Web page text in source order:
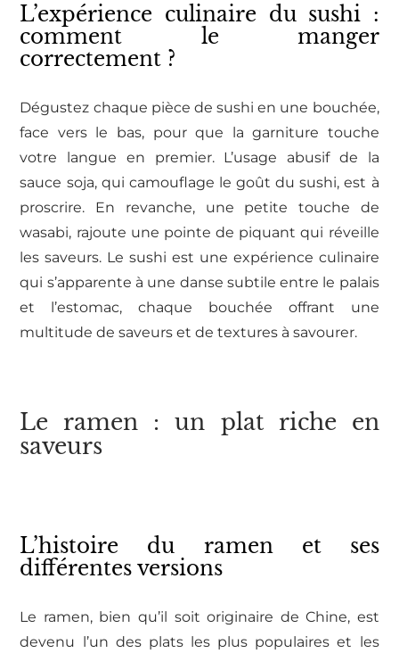
L’expérience culinaire du sushi :
comment le manger
correctement ?
Dégustez chaque pièce de sushi en une bouchée,
face vers le bas, pour que la garniture touche
votre langue en premier. L’usage abusif de la
sauce soja, qui camouflage le goût du sushi, est à
proscrire. En revanche, une petite touche de
wasabi, rajoute une pointe de piquant qui réveille
les saveurs. Le sushi est une expérience culinaire
qui s’apparente à une danse subtile entre le palais
et l’estomac, chaque bouchée offrant une
multitude de saveurs et de textures à savourer.
Le ramen : un plat riche en
saveurs
L’histoire du ramen et ses
différentes versions
Le ramen, bien qu’il soit originaire de Chine, est
devenu l’un des plats les plus populaires et les